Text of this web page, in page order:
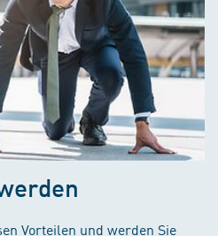
Vorteilen und werden Sie